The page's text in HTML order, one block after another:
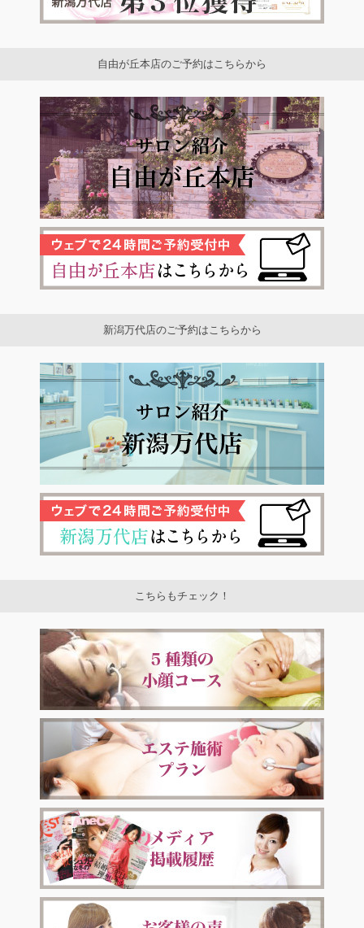
自由が丘本店のご予約はこちらから
新潟万代店のご予約はこちらから
こちらもチェック！